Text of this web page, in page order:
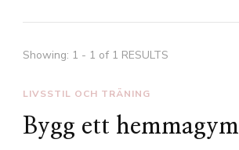
Showing: 1 - 1 of 1 RESULTS
LIVSSTIL OCH TRÄNING
Bygg ett hemmagym